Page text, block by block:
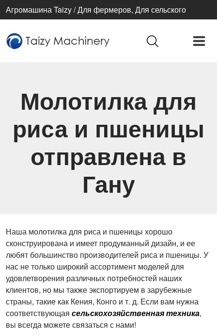
Агромашина Taizy / Для фермеров, Для сельского
Молотилка для
риса и пшеницы
отправлена ​​в
Гану
Наша молотилка для риса и пшеницы хорошо
сконструирована и имеет продуманный дизайн, и ее
любят большинство производителей риса и пшеницы. У
нас не только широкий ассортимент моделей для
удовлетворения различных потребностей наших
клиентов, но мы также экспортируем в зарубежные
страны, такие как Кения, Конго и т. д. Если вам нужна
соответствующая сельскохозяйственная техника,
вы всегда можете связаться с нами!